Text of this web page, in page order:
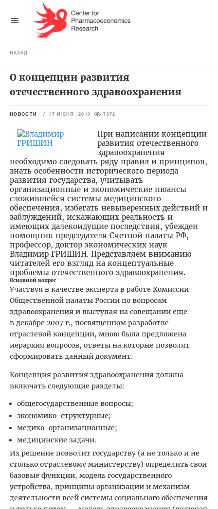
НАЗАД
О концепции развития
отечественного здравоохранения
НОВОСТИ / 17 ИЮНЯ 2010 7072
При написании концепции
развития отечественного
здравоохранения
необходимо следовать ряду правил и принципов,
знать особенности исторического периода
развития государства, учитывать
организационные и экономические нюансы
сложившейся системы медицин­ского
обеспечения, избегать невыверенных действий и
заблуждений, искажающих реальность и
имеющих далекоидущие последствия, убежден
помощник председателя Счетной палаты РФ,
профессор, доктор экономических наук
Владимир ГРИШИН. Представляем вниманию
читателей его взгляд на концептуальные
проблемы отечественного здравоохранения.
Основной вопрос
Участвуя в качестве эксперта в работе Комиссии
Общественной палаты России по вопросам
здравоохранения и выступая на совещании еще
в декабре 2007 г., посвященном разработке
отраслевой концепции, мною была предложена
иерархия вопросов, ответы на которые позволят
сформировать данный документ.
Концепция развития здравоохранения должна
включать следующие разделы:
общегосударственные вопросы;
экономико-структурные;
медико-организационные;
медицинские задачи.
Их решение позволит государству (а не только и не
столько отраслевому министерству) определить свои
базовые функ­ции, модель государственного
устройства, принципы организации и механизм
деятельности всей системы социального обеспечения